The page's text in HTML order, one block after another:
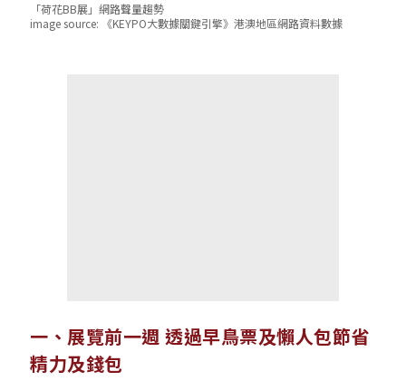
「荷花BB展」網路聲量趨勢
image source: 《KEYPO大數據關鍵引擎》港澳地區網路資料數據
一、展覽前一週 透過早鳥票及懶人包節省
精力及錢包